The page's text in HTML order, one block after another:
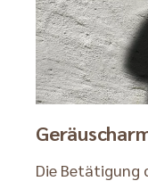
Die Betätigung